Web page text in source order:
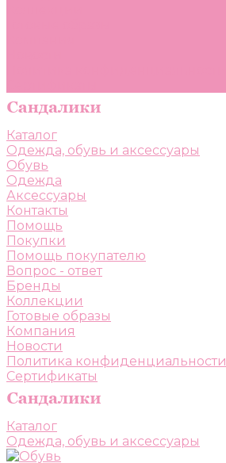
Каталог
Одежда, обувь и аксессуары
Обувь
Одежда
Аксессуары
Контакты
Помощь
Покупки
Помощь покупателю
Вопрос - ответ
Бренды
Коллекции
Готовые образы
Компания
Новости
Политика конфиденциальности
Сертификаты
Каталог
Одежда, обувь и аксессуары